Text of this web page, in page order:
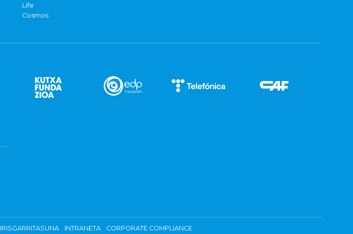
Life
Cosmos
IRISGARRITASUNA INTRANETA CORPORATE COMPLIANCE